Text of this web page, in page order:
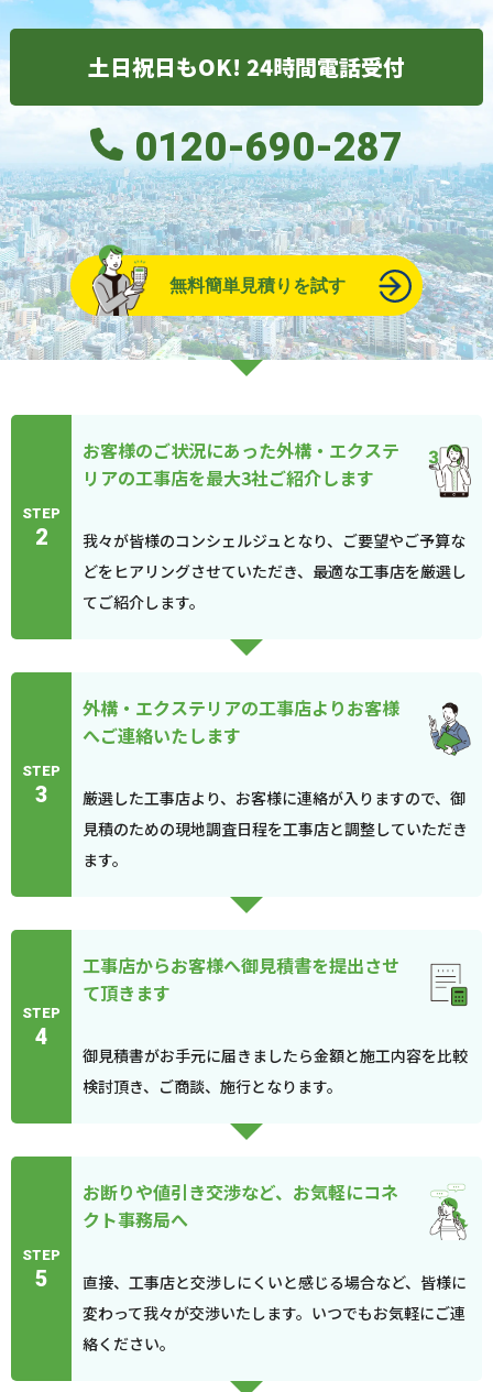
土日祝日もOK! 24時間電話受付
0120-690-287
無料簡単見積りを試す
STEP
2
お客様のご状況にあった外構・エクステ
リアの工事店を最大3社ご紹介します
我々が皆様のコンシェルジュとなり、ご要望やご予算な
どをヒアリングさせていただき、最適な工事店を厳選し
てご紹介します。
STEP
3
外構・エクステリアの工事店よりお客様
へご連絡いたします
厳選した工事店より、お客様に連絡が入りますので、御
見積のための現地調査日程を工事店と調整していただき
ます。
STEP
4
工事店からお客様へ御見積書を提出させ
て頂きます
御見積書がお手元に届きましたら金額と施工内容を比較
検討頂き、ご商談、施行となります。
STEP
5
お断りや値引き交渉など、お気軽にコネ
クト事務局へ
直接、工事店と交渉しにくいと感じる場合など、皆様に
変わって我々が交渉いたします。いつでもお気軽にご連
絡ください。